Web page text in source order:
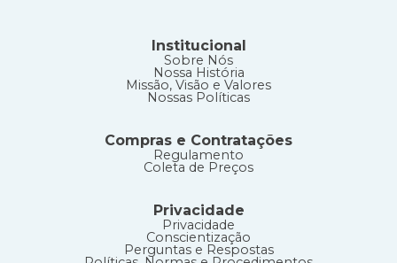
Institucional
Sobre Nós
Nossa História
Missão, Visão e Valores
Nossas Políticas
Compras e Contratações
Regulamento
Coleta de Preços
Privacidade
Privacidade
Conscientização
Perguntas e Respostas